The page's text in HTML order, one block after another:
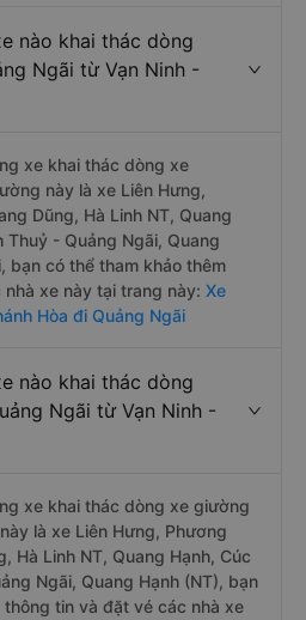
nào khai thác dòng
Ngãi từ Vạn Ninh -
xe khai thác dòng xe
này là xe Liên Hưng,
Dũng, Hà Linh NT, Quang
Thuỷ - Quảng Ngãi, Quang
bạn có thể tham khảo thêm
xe này tại trang này: Xe
Hòa đi Quảng Ngãi
nào khai thác dòng
Ngãi từ Vạn Ninh -
xe khai thác dòng xe giường
là xe Liên Hưng, Phương
Hà Linh NT, Quang Hạnh, Cúc
Ngãi, Quang Hạnh (NT), bạn
tin và đặt vé các nhà xe